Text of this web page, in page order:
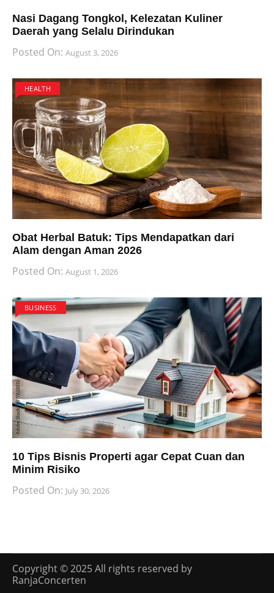
Nasi Dagang Tongkol, Kelezatan Kuliner
Daerah yang Selalu Dirindukan
Posted On: August 3, 2026
HEALTH
Obat Herbal Batuk: Tips Mendapatkan dari
Alam dengan Aman 2026
Posted On: August 1, 2026
BUSINESS
10 Tips Bisnis Properti agar Cepat Cuan dan
Minim Risiko
Posted On: July 30, 2026
Copyright © 2025 All rights reserved by
RanjaConcerten